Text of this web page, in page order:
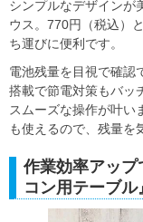
シンプルなデザインが
ウス。770円（税込）
ち運びに便利です。
電池残量を目視で確認
搭載で節電対策もバッ
スムーズな操作が叶い
も使えるので、残量を
作業効率アップ
コン用テーブル